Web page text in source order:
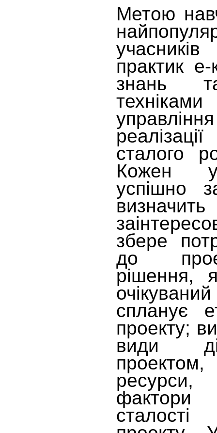
Метою
практик
знань
сталого
Кожен
успішно
збере
до
рішення,
спланує
проекту;
види
фактори